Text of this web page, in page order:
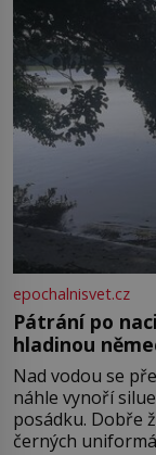
epochalnisvet.cz
Pátrání po
hladinou
Nad vodou se
náhle vynoří
posádku. Dobře
černých